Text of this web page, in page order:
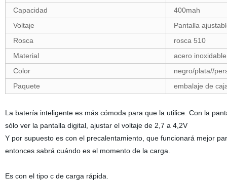
Capacidad
400mah
Voltaje
Pantalla
Rosca
rosca 510
Material
acero inoxidable
Color
negro/plata//
Paquete
embalaje de
La batería inteligente es más cómoda para que la utilice. Con la
sólo ver la pantalla digital, ajustar el voltaje de 2,7 a 4,2V
Y por supuesto es con el precalentamiento, que funcionará mejor
entonces sabrá cuándo es el momento de la carga.
Es con el tipo c de carga rápida.